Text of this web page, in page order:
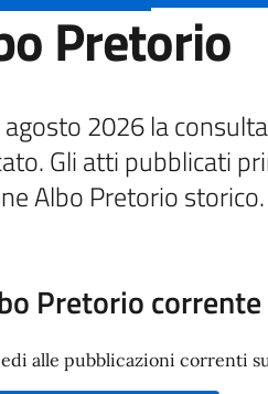
Pretorio
agosto 2026 la
Gli atti pubblicati
Albo Pretorio storico.
Pretorio corrente
alle pubblicazioni correnti